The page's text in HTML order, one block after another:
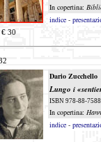
In copertina:
indice -
€ 30
Dario Zucchello
Lungo i
ISBN 978-88-
In copertina:
indice -